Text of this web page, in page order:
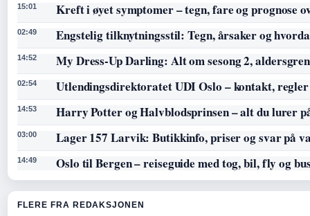
15:01 Kreft i øyet symptomer – tegn, fare og prognose
02:49 Engstelig tilknytningsstil: Tegn, årsaker og
14:52 My Dress-Up Darling: Alt om sesong 2,
02:54 Utlendingsdirektoratet UDI Oslo – kontakt,
14:53 Harry Potter og Halvblodsprinsen – alt du lurer
03:00 Lager 157 Larvik: Butikkinfo, priser og svar på
14:49 Oslo til Bergen – reiseguide med tog, bil, fly og
FLERE FRA REDAKSJONEN